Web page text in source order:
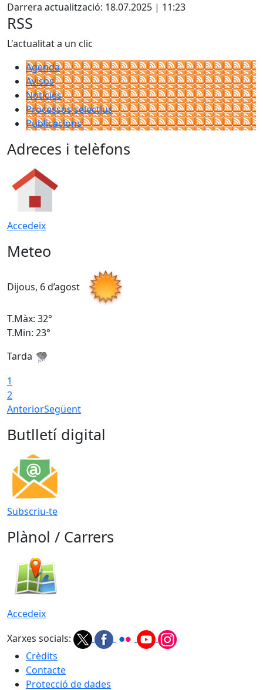
Darrera actualització: 18.07.2025 | 11:23
RSS
L'actualitat a un clic
Agenda
Avisos
Notícies
Processos selectius
Publicacions
Adreces i telèfons
Accedeix
Meteo
Dijous, 6 d’agost
T.Màx: 32°
T.Min: 23°
Tarda
1
2
AnteriorSegüent
Butlletí digital
Subscriu-te
Plànol / Carrers
Accedeix
Xarxes socials:
Crèdits
Contacte
Protecció de dades